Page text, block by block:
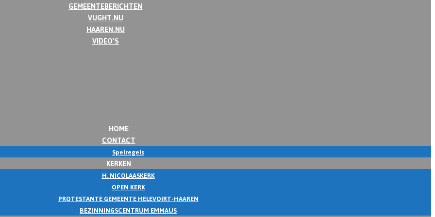
GEMEENTEBERICHTEN
VUGHT.NU
HAAREN.NU
VIDEO’S
HOME
CONTACT
Spelregels
KERKEN
H. NICOLAASKERK
OPEN KERK
PROTESTANTE GEMEENTE HELEVOIRT-HAAREN
BEZINNINGSCENTRUM EMMAUS